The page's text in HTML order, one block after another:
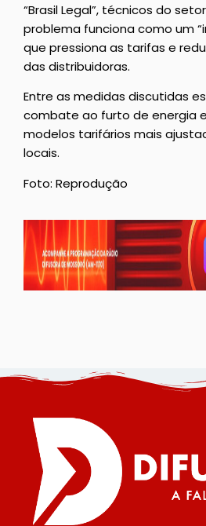
“Brasil Legal”, técnicos do
problema funciona como um
que pressiona as tarifas e
das distribuidoras.
Entre as medidas discutidas
combate ao furto de energia
modelos tarifários mais
locais.
Foto: Reprodução